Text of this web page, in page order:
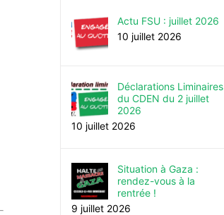
Actu FSU : juillet 2026
10 juillet 2026
Déclarations Liminaires
du CDEN du 2 juillet
2026
10 juillet 2026
Situation à Gaza :
rendez-vous à la
rentrée !
9 juillet 2026